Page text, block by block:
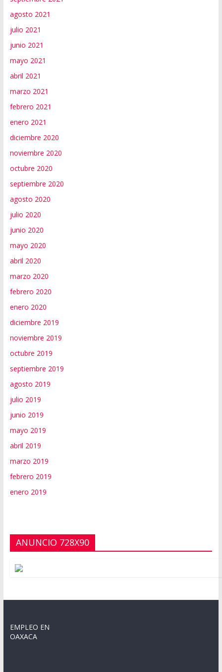
agosto 2021
julio 2021
junio 2021
mayo 2021
abril 2021
marzo 2021
febrero 2021
enero 2021
diciembre 2020
noviembre 2020
octubre 2020
septiembre 2020
agosto 2020
julio 2020
junio 2020
mayo 2020
abril 2020
marzo 2020
febrero 2020
enero 2020
diciembre 2019
noviembre 2019
octubre 2019
septiembre 2019
agosto 2019
julio 2019
junio 2019
mayo 2019
abril 2019
marzo 2019
febrero 2019
enero 2019
ANUNCIO 728X90
EMPLEO EN
OAXACA